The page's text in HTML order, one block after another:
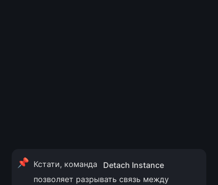
📌 Кстати, команда
Detach Instance
позволяет разрывать связь между